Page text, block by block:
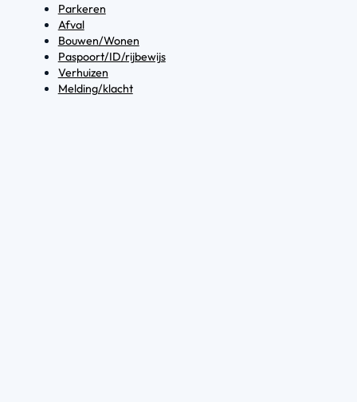
Parkeren
Afval
Bouwen/Wonen
Paspoort/ID/rijbewijs
Verhuizen
Melding/klacht